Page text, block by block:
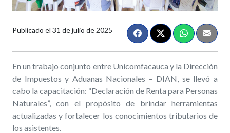
Publicado el 31 de julio de 2025
En un trabajo conjunto entre Unicomfacauca y la Dirección
de Impuestos y Aduanas Nacionales – DIAN, se llevó a
cabo la capacitación: “Declaración de Renta para Personas
Naturales”, con el propósito de brindar herramientas
actualizadas y fortalecer los conocimientos tributarios de
los asistentes.